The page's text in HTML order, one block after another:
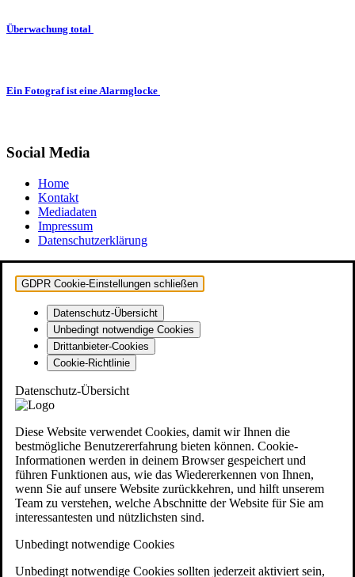
Überwachung total
Ein Fotograf ist eine Alarmglocke
Social Media
Home
Kontakt
Mediadaten
Impressum
Datenschutzerklärung
GDPR Cookie-Einstellungen schließen
Datenschutz-Übersicht
Unbedingt notwendige Cookies
Drittanbieter-Cookies
Cookie-Richtlinie
Datenschutz-Übersicht
Diese Website verwendet Cookies, damit wir Ihnen die
bestmögliche Benutzererfahrung bieten können. Cookie-
Informationen werden in deinem Browser gespeichert und
führen Funktionen aus, wie das Wiedererkennen von Ihnen,
wenn Sie auf unsere Website zurückkehren, und hilft unserem
Team zu verstehen, welche Abschnitte der Website für Sie am
interessantesten und nützlichsten sind.
Unbedingt notwendige Cookies
Unbedingt notwendige Cookies sollten jederzeit aktiviert sein,